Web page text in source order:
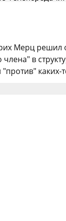
Мерц решил
члена" в
"против"